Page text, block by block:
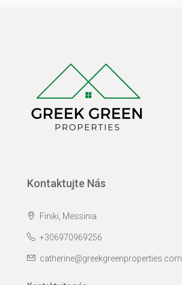
Kontaktujte Nás
Finiki, Messinia
+306970969256
catherine@greekgreenproperties.com